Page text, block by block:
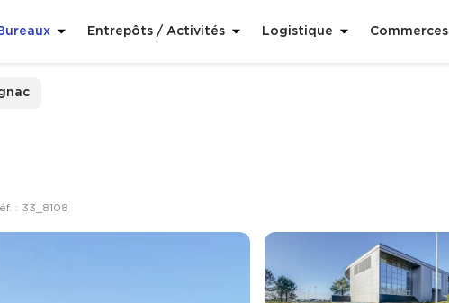
Entrepôts / Activités Logistique Commerces
: 33_8108